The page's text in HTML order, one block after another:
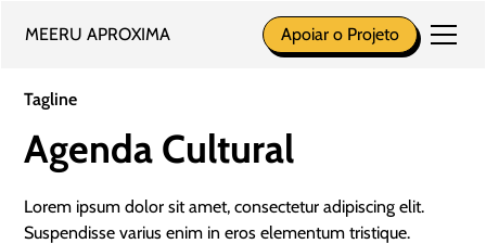
MEERU APROXIMA Apoiar o Projeto
Tagline
Agenda Cultural
Lorem ipsum dolor sit amet, consectetur adipiscing elit.
Suspendisse varius enim in eros elementum tristique.